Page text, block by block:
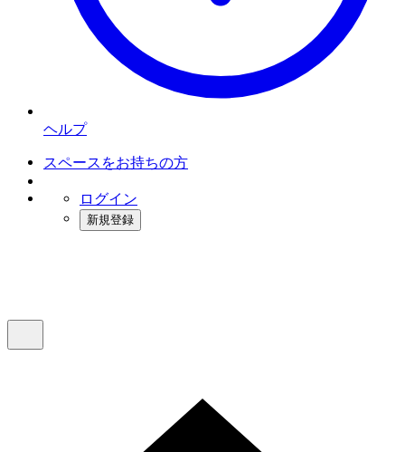
ヘルプ
スペースをお持ちの方
ログイン
新規登録